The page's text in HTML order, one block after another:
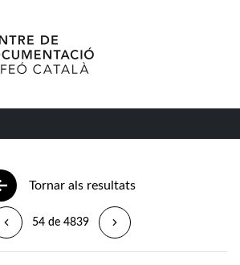
Tornar als resultats
54 de 4839